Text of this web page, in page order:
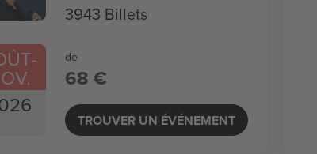
-
3943 Billets
de
68 €
TROUVER UN ÉVÉNEMENT